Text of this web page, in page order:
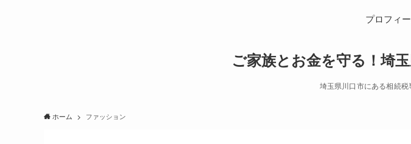
ご家族とお金を守る！埼
埼玉県川口市にある相続
プロフィ
ホーム ファッション